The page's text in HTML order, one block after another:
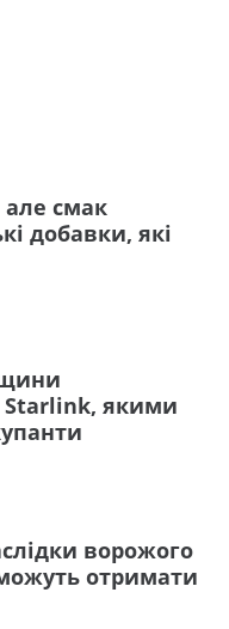
смак
добавки, які
Starlink, якими
ворожого
отримати